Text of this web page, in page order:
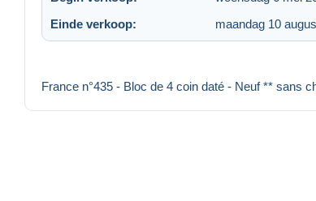
Einde verkoop:
maandag 10
France n°435 - Bloc de 4 coin daté - Neuf ** sans